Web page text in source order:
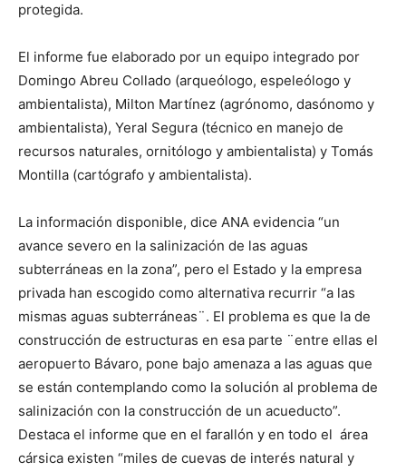
protegida.
El informe fue elaborado por un equipo integrado por
Domingo Abreu Collado (arqueólogo, espeleólogo y
ambientalista), Milton Martínez (agrónomo, dasónomo y
ambientalista), Yeral Segura (técnico en manejo de
recursos naturales, ornitólogo y ambientalista) y Tomás
Montilla (cartógrafo y ambientalista).
La información disponible, dice ANA evidencia “un
avance severo en la salinización de las aguas
subterráneas en la zona”, pero el Estado y la empresa
privada han escogido como alternativa recurrir “a las
mismas aguas subterráneas¨. El problema es que la de
construcción de estructuras en esa parte ¨entre ellas el
aeropuerto Bávaro, pone bajo amenaza a las aguas que
se están contemplando como la solución al problema de
salinización con la construcción de un acueducto”.
Destaca el informe que en el farallón y en todo el área
cársica existen “miles de cuevas de interés natural y